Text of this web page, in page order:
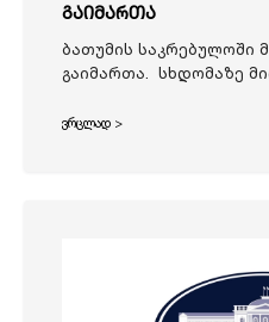
გაიმართა
ბათუმის საკრებულოში
გაიმართა. სხდომაზე
ვრცლად >